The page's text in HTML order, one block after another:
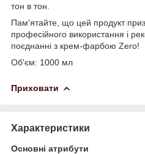
тон в тон.
Пам'ятайте, що цей продукт
професійного використання і
поєднанні з крем-фарбою Zero!
Об'єм: 1000 мл
Приховати
Характеристики
Основні атрибути